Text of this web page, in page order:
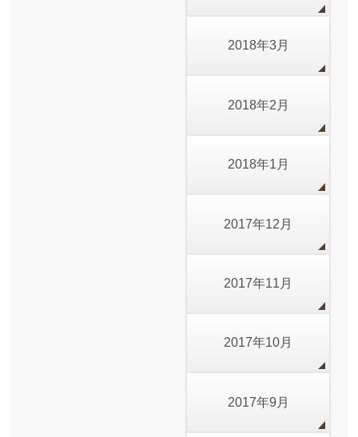
2018年3月
2018年2月
2018年1月
2017年12月
2017年11月
2017年10月
2017年9月